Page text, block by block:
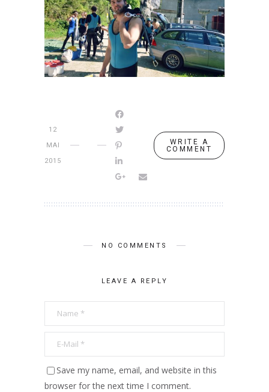
12
MAI
2015
WRITE A
COMMENT
NO COMMENTS
LEAVE A REPLY
Save my name, email, and website in this
browser for the next time I comment.